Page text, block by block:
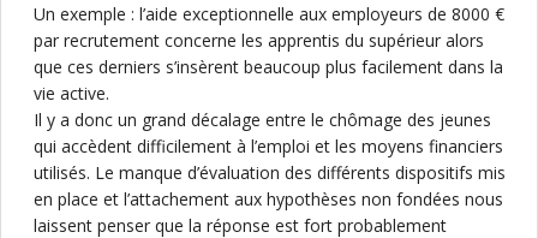
Un exemple : l’aide exceptionnelle aux employeurs de 8000 €
par recrutement concerne les apprentis du supérieur alors
que ces derniers s’insèrent beaucoup plus facilement dans la
vie active.
Il y a donc un grand décalage entre le chômage des jeunes
qui accèdent difficilement à l’emploi et les moyens financiers
utilisés. Le manque d’évaluation des différents dispositifs mis
en place et l’attachement aux hypothèses non fondées nous
laissent penser que la réponse est fort probablement